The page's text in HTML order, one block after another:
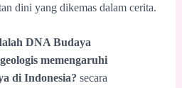
dini yang dikemas dalam cerita.
DNA Budaya
memengaruhi
di Indonesia? secara